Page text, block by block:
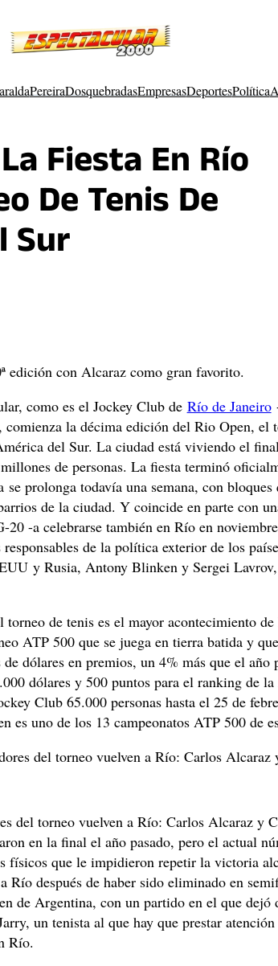
PereiraDosquebradasEmpresasDeportesPolítica
Fiesta En Río
De Tenis De
Sur
edición con Alcaraz como gran favorito.
como es el Jockey Club de Río de Janeiro
la décima edición del Rio Open, el
del Sur. La ciudad está viviendo el
de personas. La fiesta terminó
prolonga todavía una semana, con bloques
de la ciudad. Y coincide en parte con
20 -a celebrarse también en Río en
de la política exterior de los
y Rusia, Antony Blinken y Sergei Lavrov,
de tenis es el mayor acontecimiento de
ATP 500 que se juega en tierra batida y
dólares en premios, un 4% más que el año
dólares y 500 puntos para el ranking de la
Club 65.000 personas hasta el 25 de
es uno de los 13 campeonatos ATP 500 de
del torneo vuelven a Río: Carlos Alcaraz
del torneo vuelven a Río: Carlos Alcaraz y
en la final el año pasado, pero el actual
físicos que le impidieron repetir la victoria
Río después de haber sido eliminado en
de Argentina, con un partido en el que dejó
un tenista al que hay que prestar
Río.